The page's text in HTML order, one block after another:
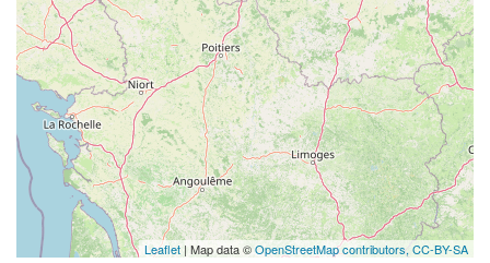
Leaflet | Map data ©OpenStreetMap contributors, CC-BY-SA